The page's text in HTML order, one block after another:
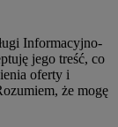
Informacyjno-
jego treść, co
oferty i
że mogę